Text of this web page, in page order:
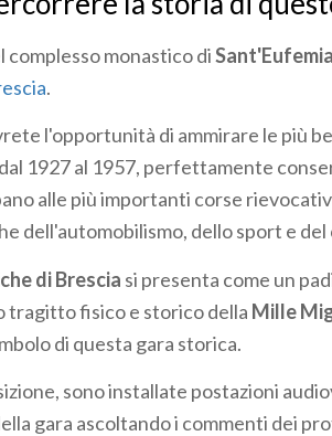
complesso monastico di
.
l'opportunità di ammirare le più
1927 al 1957, perfettamente
alle più importanti corse
dell'automobilismo, dello sport e
di Brescia si presenta come un
fisico e storico della Mille
di questa gara storica.
sono installate postazioni
gara ascoltando i commenti dei